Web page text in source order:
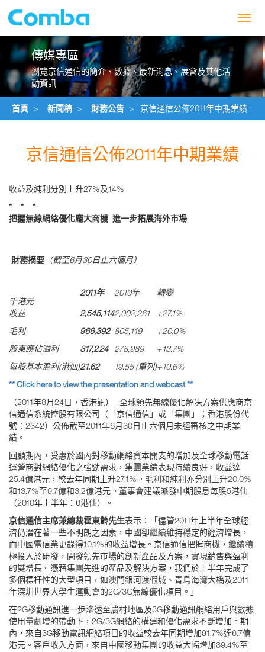
傳媒專區
瀏覽京信通信的簡介、數據、最新消息、展會及其他活
動資訊
首頁 > 新聞稿 > 財務公告 > 京信通信公佈2011年中期業績
京信通信公佈2011年中期業績
收益及純利分別上升27%及14%
* * *
把握無線網絡優化龐大商機 進一步拓展海外市場
財務摘要 （截至6月30日止六個月）
千港元
2011年 2010年 轉變
收益 2,545,1142,002,261
+27.1%
毛利
966,392 805,119
+20.0%
股東應佔溢利
317,224 278,989
+13.7%
每股基本盈利(港仙)21.62 19.55 (重列)+10.6%
** Click here to view the presentation and webcast **
（2011年8月24日，香港訊）– 全球領先無線優化解决方案供應商京
信通信系統控股有限公司（「京信通信」或「集團」；香港股份代
號：2342）公佈截至2011年6月30日止六個月未經審核之中期業
績。
回顧期內，受惠於國內對移動網絡資本開支的增加及全球移動電話
運營商對網絡優化之強勁需求，集團業績表現持續良好，收益達
25.4億港元，較去年同期上升27.1%。毛利和純利亦分別上升20.0%
和13.7%至9.7億和3.2億港元。董事會建議派發中期股息每股5港仙
（2010年上半年：6港仙）。
京信通信主席兼總裁霍東齡先生表示：「儘管2011年上半年全球經
濟仍潛在著一些不明朗之因素，中國卻繼續維持穩定的經濟增長，
而中國電信業更錄得10.1%的收益增長。京信通信把握商機，繼續積
極投入於研發，開發領先市場的創新產品及方案，實現銷售與盈利
的雙增長。憑藉集團先進的產品及解決方案，我們於上半年完成了
多個標杆性的大型項目，如澳門銀河渡假城、青島海灣大橋及2011
年深圳世界大學生運動會的2G/3G無線優化項目。」
在2G移動通訊進一步滲透至農村地區及3G移動通訊網絡用戶與數據
使用量劇增的帶動下，2G/3G網絡的構建和優化需求不斷增加。期
內，來自3G移動電訊網絡項目的收益較去年同期增加91.7%達6.7億
港元。客戶收入方面，來自中國移動集團的收益大幅增加39.4%至